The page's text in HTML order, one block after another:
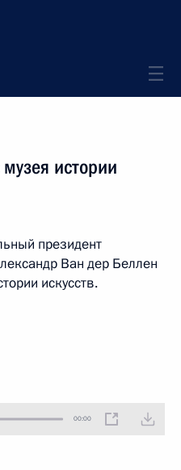
истории
президент
Ван дер Беллен
искусств.
00:00